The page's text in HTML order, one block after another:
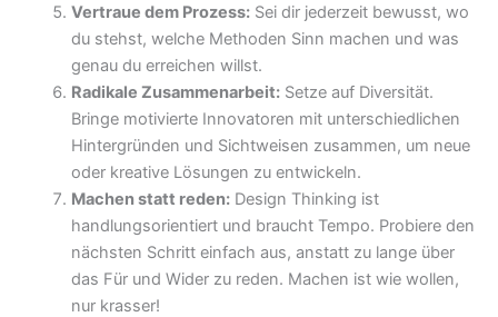
Vertraue dem Prozess:Sei dir jederzeit bewusst, wo
du stehst, welche Methoden Sinn machen und was
genau du erreichen willst.
Radikale Zusammenarbeit:Setze auf Diversität.
Bringe motivierte Innovatoren mit unterschiedlichen
Hintergründen und Sichtweisen zusammen, um neue
oder kreative Lösungen zu entwickeln.
Machen statt reden:Design Thinking ist
handlungsorientiert und braucht Tempo. Probiere den
nächsten Schritt einfach aus, anstatt zu lange über
das Für und Wider zu reden. Machen ist wie wollen,
nur krasser!